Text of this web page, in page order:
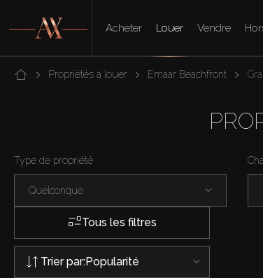
Acheter Louer Vendre
Propriétés à louer Emaar Beachfront
Type de propriété
Quelconque
Tous les filtres
Trier par:Popularité